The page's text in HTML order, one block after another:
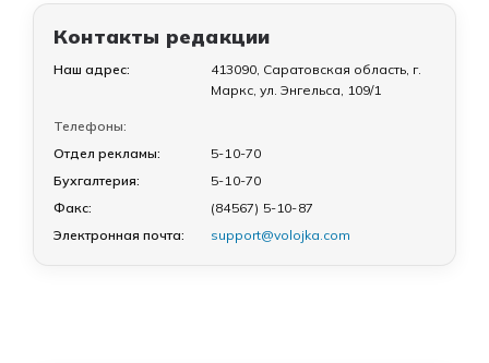
Контакты редакции
Наш адрес:
413090, Саратовская область, г.
Маркс, ул. Энгельса, 109/1
Телефоны:
Отдел рекламы:
5-10-70
Бухгалтерия:
5-10-70
Факс:
(84567) 5-10-87
Электронная почта:
support@volojka.com